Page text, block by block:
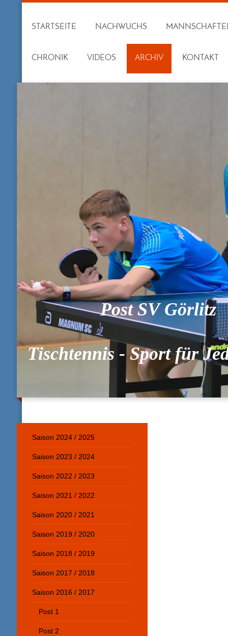
STARTSEITE NACHWUCHS
CHRONIK VIDEOS ARCHIV KONTAKT
Post SV Görlitz
Tischtennis - Sport für
Saison 2024 / 2025
Saison 2023 / 2024
Saison 2022 / 2023
Saison 2021 / 2022
Saison 2020 / 2021
Saison 2019 / 2020
Saison 2018 / 2019
Saison 2017 / 2018
Saison 2016 / 2017
Post 1
Post 2